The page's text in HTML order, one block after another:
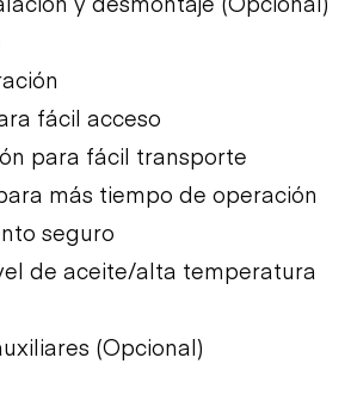
fácil acceso
para fácil transporte
más tiempo de operación
seguro
de aceite/alta temperatura
(Opcional)